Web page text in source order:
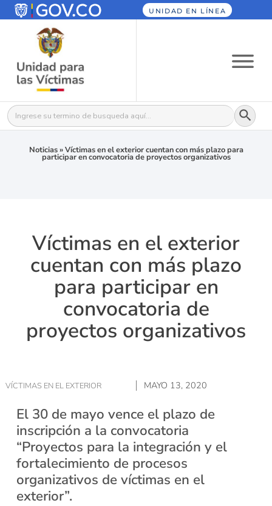
UNIDAD EN LÍNEA
Buscar: Botón
Noticias»Víctimas en el exterior cuentan con más plazo para
participar en convocatoria de proyectos organizativos
Víctimas en el exterior
cuentan con más plazo
para participar en
convocatoria de
proyectos organizativos
VÍCTIMAS EN EL EXTERIOR MAYO 13, 2020
El 30 de mayo vence el plazo de
inscripción a la convocatoria
“Proyectos para la integración y el
fortalecimiento de procesos
organizativos de víctimas en el
exterior”.